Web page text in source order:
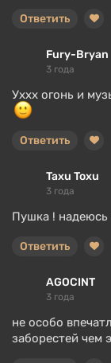
Ответить
Fury-Bryan
3 года
Уххх огонь и
Ответить
Taxu Toxu
3 года
Пушка ! надеюсь
Ответить
AGOCINT
3 года
не особо
заборестей чем